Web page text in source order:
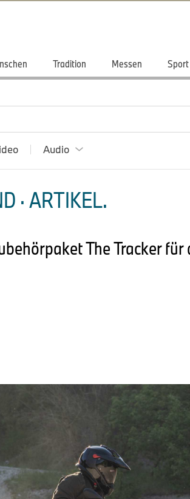
Tradition Messen Sport
Audio
· ARTIKEL.
The Tracker für